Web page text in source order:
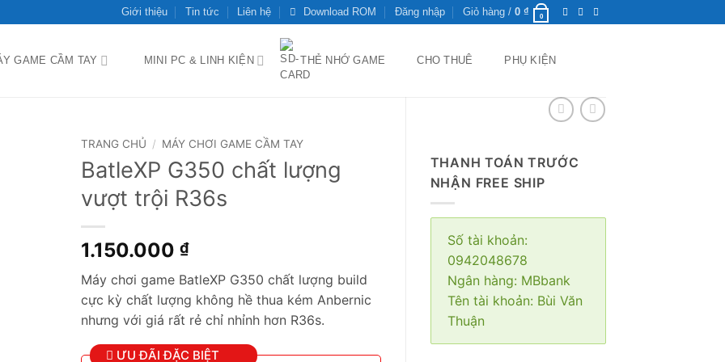
Giới thiệu Tin tức Liên hệ Download ROM Đăng nhập Giỏ hàng /0₫ 0
GAME CẦM TAY MINI PC & LINH KIỆN THẺ NHỚ GAME CHO THUÊ PHỤ KIỆN
THANH TOÁN TRƯỚC
NHẬN FREE SHIP
Số tài khoản:
0942048678
Ngân hàng: MBbank
Tên tài khoản: Bùi Văn
Thuận
TRANG CHỦ / MÁY CHƠI GAME CẦM TAY
BatleXP G350 chất lượng
vượt trội R36s
1.150.000 ₫
Máy chơi game BatleXP G350 chất lượng build
cực kỳ chất lượng không hề thua kém Anbernic
nhưng với giá rất rẻ chỉ nhỉnh hơn R36s.
ƯU ĐÃI ĐẶC BIỆT